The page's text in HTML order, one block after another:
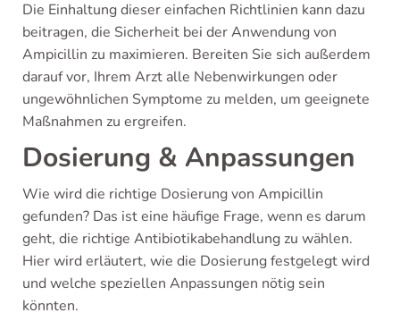
Die Einhaltung dieser einfachen Richtlinien kann dazu
beitragen, die Sicherheit bei der Anwendung von
Ampicillin zu maximieren. Bereiten Sie sich außerdem
darauf vor, Ihrem Arzt alle Nebenwirkungen oder
ungewöhnlichen Symptome zu melden, um geeignete
Maßnahmen zu ergreifen.
Dosierung & Anpassungen
Wie wird die richtige Dosierung von Ampicillin
gefunden? Das ist eine häufige Frage, wenn es darum
geht, die richtige Antibiotikabehandlung zu wählen.
Hier wird erläutert, wie die Dosierung festgelegt wird
und welche speziellen Anpassungen nötig sein
könnten.